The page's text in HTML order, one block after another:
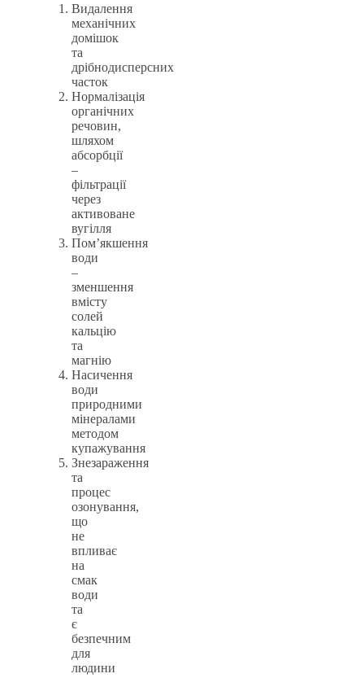
Видалення
механічних
домішок
та
дрібнодисперсних
часток
Нормалізація
органічних
речовин,
шляхом
абсорбції
–
фільтрації
через
активоване
вугілля
Пом’якшення
води
–
зменшення
вмісту
солей
кальцію
та
магнію
Насичення
води
природними
мінералами
методом
купажування
Знезараження
та
процес
озонування,
що
не
впливає
на
смак
води
та
є
безпечним
для
людини